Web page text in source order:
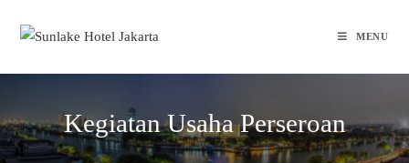
MENU
Kegiatan Usaha Perseroan